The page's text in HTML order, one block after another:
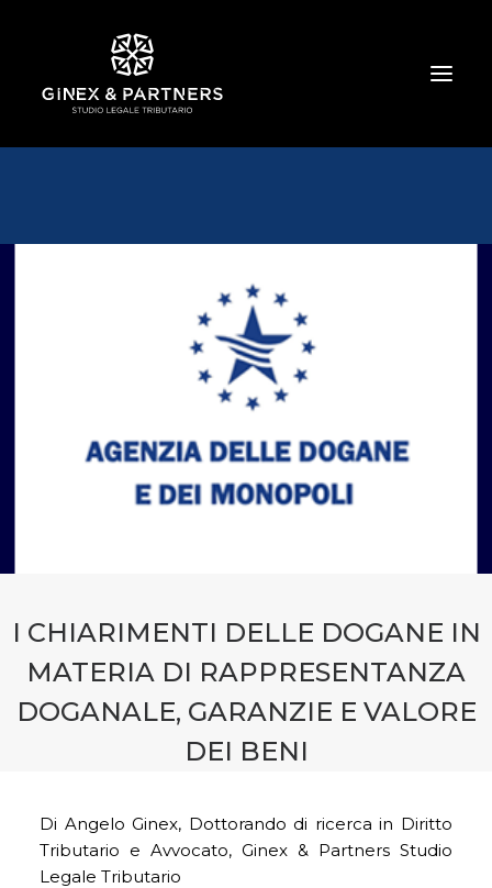
CHI SIAMO
GESTIONE E PROTEZIONE DEL PATRIMONIO
SOCIETARIO E CONTRATTUALISTICA
COMMERCIO INTERNAZIONALE
NEWS ED EVENTI
I CHIARIMENTI DELLE DOGANE IN
MATERIA DI RAPPRESENTANZA
DOGANALE, GARANZIE E VALORE
DEI BENI
Di Angelo Ginex, Dottorando di ricerca in Diritto
Tributario e Avvocato, Ginex & Partners Studio
Legale Tributario